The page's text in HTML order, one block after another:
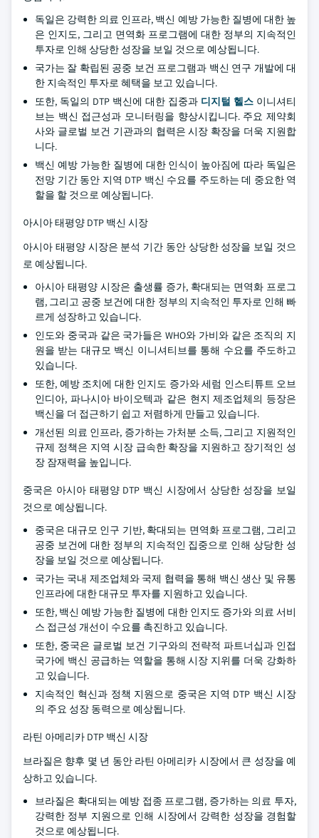
독일은 강력한 의료 인프라, 백신 예방 가능한 질병에 대한 높
은 인지도, 그리고 면역화 프로그램에 대한 정부의 지속적인
투자로 인해 상당한 성장을 보일 것으로 예상됩니다.
국가는 잘 확립된 공중 보건 프로그램과 백신 연구 개발에 대
한 지속적인 투자로 혜택을 보고 있습니다.
또한, 독일의 DTP 백신에 대한 집중과 디지털 헬스 이니셔티
브는 백신 접근성과 모니터링을 향상시킵니다. 주요 제약회
사와 글로벌 보건 기관과의 협력은 시장 확장을 더욱 지원합
니다.
백신 예방 가능한 질병에 대한 인식이 높아짐에 따라 독일은
전망 기간 동안 지역 DTP 백신 수요를 주도하는 데 중요한 역
할을 할 것으로 예상됩니다.
아시아 태평양 DTP 백신 시장
아시아 태평양 시장은 분석 기간 동안 상당한 성장을 보일 것으
로 예상됩니다.
아시아 태평양 시장은 출생률 증가, 확대되는 면역화 프로그
램, 그리고 공중 보건에 대한 정부의 지속적인 투자로 인해 빠
르게 성장하고 있습니다.
인도와 중국과 같은 국가들은 WHO와 가비와 같은 조직의 지
원을 받는 대규모 백신 이니셔티브를 통해 수요를 주도하고
있습니다.
또한, 예방 조치에 대한 인지도 증가와 세럼 인스티튜트 오브
인디아, 파나시아 바이오텍과 같은 현지 제조업체의 등장은
백신을 더 접근하기 쉽고 저렴하게 만들고 있습니다.
개선된 의료 인프라, 증가하는 가처분 소득, 그리고 지원적인
규제 정책은 지역 시장 급속한 확장을 지원하고 장기적인 성
장 잠재력을 높입니다.
중국은 아시아 태평양 DTP 백신 시장에서 상당한 성장을 보일
것으로 예상됩니다.
중국은 대규모 인구 기반, 확대되는 면역화 프로그램, 그리고
공중 보건에 대한 정부의 지속적인 집중으로 인해 상당한 성
장을 보일 것으로 예상됩니다.
국가는 국내 제조업체와 국제 협력을 통해 백신 생산 및 유통
인프라에 대한 대규모 투자를 지원하고 있습니다.
또한, 백신 예방 가능한 질병에 대한 인지도 증가와 의료 서비
스 접근성 개선이 수요를 촉진하고 있습니다.
또한, 중국은 글로벌 보건 기구와의 전략적 파트너십과 인접
국가에 백신 공급하는 역할을 통해 시장 지위를 더욱 강화하
고 있습니다.
지속적인 혁신과 정책 지원으로 중국은 지역 DTP 백신 시장
의 주요 성장 동력으로 예상됩니다.
라틴 아메리카 DTP 백신 시장
브라질은 향후 몇 년 동안 라틴 아메리카 시장에서 큰 성장을 예
상하고 있습니다.
브라질은 확대되는 예방 접종 프로그램, 증가하는 의료 투자,
강력한 정부 지원으로 인해 시장에서 강력한 성장을 경험할
것으로 예상됩니다.